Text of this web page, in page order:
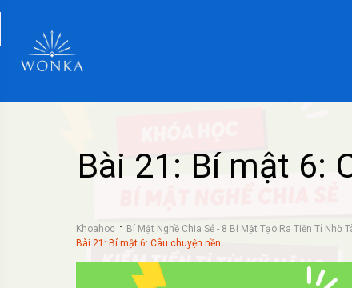
Bài 21: Bí mật 6:
Khoahoc Bí Mật Nghề Chia Sẻ - 8 Bí Mật Tạo Ra Tiền Tỉ Nhờ
Bài 21: Bí mật 6: Câu chuyện nền